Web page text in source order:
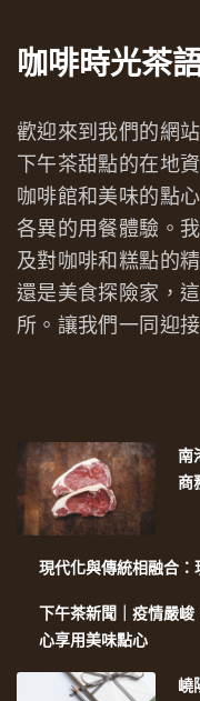
咖啡時光茶
歡迎來到我們的網
下午茶甜點的在地
咖啡館和美味的點
各異的用餐體驗。
及對咖啡和糕點的
還是美食探險家，
所。讓我們一同迎
南
商
現代化與傳統相融合
下午茶新聞｜疫情嚴
心享用美味點心
嶢